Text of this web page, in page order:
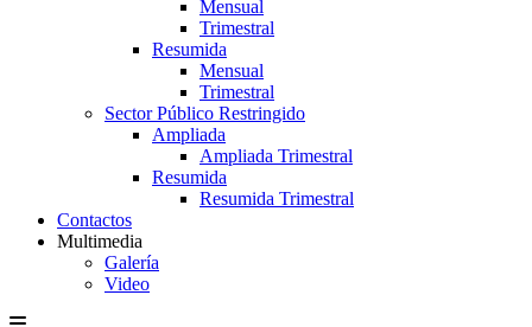
Mensual
Trimestral
Resumida
Mensual
Trimestral
Sector Público Restringido
Ampliada
Ampliada Trimestral
Resumida
Resumida Trimestral
Contactos
Multimedia
Galería
Video